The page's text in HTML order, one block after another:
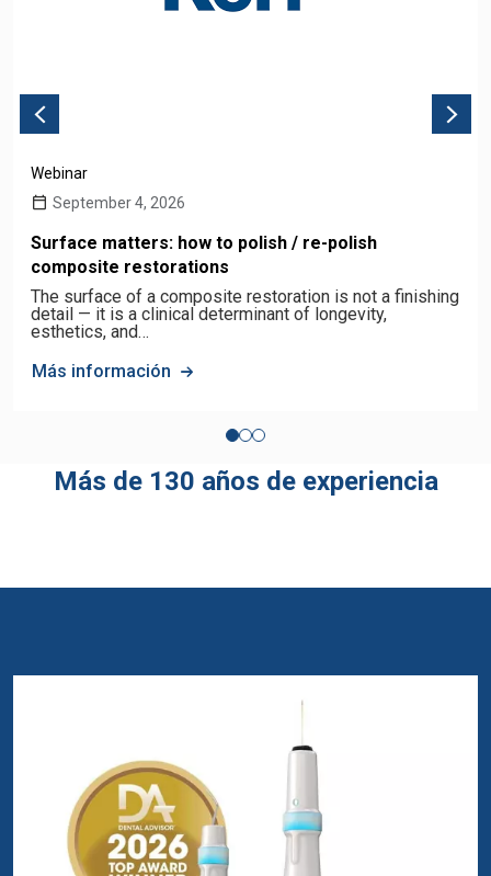
Webinar
September 4, 2026
Surface matters: how to polish / re-polish
composite restorations
The surface of a composite restoration is not a finishing
detail — it is a clinical determinant of longevity,
esthetics, and…
Más información
Más de 130 años de experiencia